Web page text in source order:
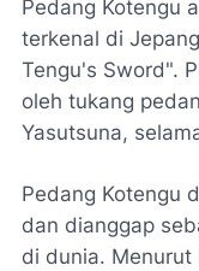
Pedang Kotengu
terkenal di
Tengu's Sword".
oleh tukang
Yasutsuna,
Pedang Kotengu
dan dianggap
di dunia. Menurut